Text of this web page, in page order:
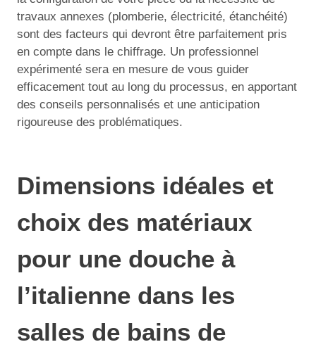
travaux annexes (plomberie, électricité, étanchéité)
sont des facteurs qui devront être parfaitement pris
en compte dans le chiffrage. Un professionnel
expérimenté sera en mesure de vous guider
efficacement tout au long du processus, en apportant
des conseils personnalisés et une anticipation
rigoureuse des problématiques.
Dimensions idéales et
choix des matériaux
pour une douche à
l’italienne dans les
salles de bains de